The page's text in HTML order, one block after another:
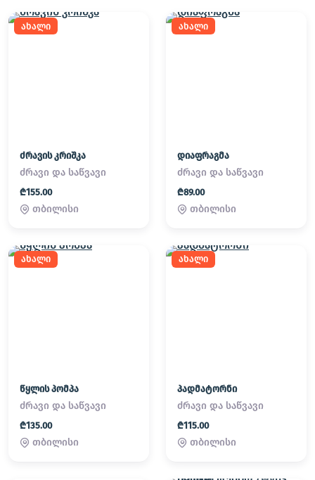
ახალი
ძრავის კრიშკა
ძრავი და საწვავი
₾155.00
თბილისი
ახალი
დიაფრაგმა
ძრავი და საწვავი
₾89.00
თბილისი
ახალი
წყლის პომპა
ძრავი და საწვავი
₾135.00
თბილისი
ახალი
პადმატორნი
ძრავი და საწვავი
₾115.00
თბილისი